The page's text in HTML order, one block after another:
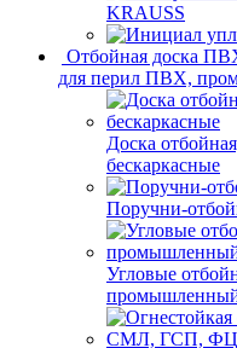
KRAUSS
Отбойная доска
для перил ПВХ,
Доска
бескаркасные
Поручни-
Угловые